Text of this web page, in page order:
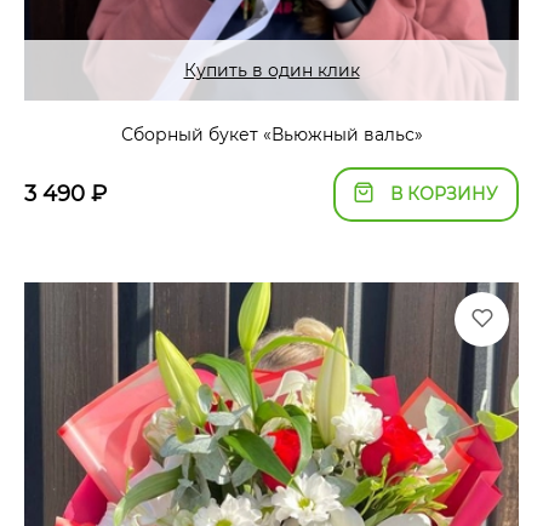
Купить в один клик
Сборный букет «Вьюжный вальс»
3 490 ₽ В КОРЗИНУ